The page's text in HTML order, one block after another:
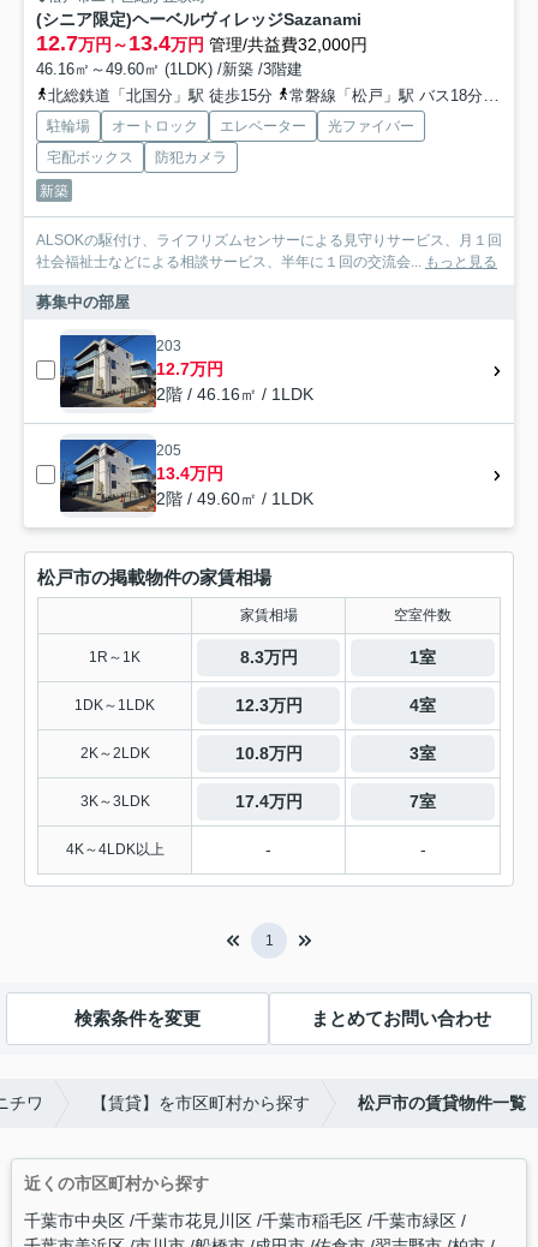
(シニア限定)ヘーベルヴィレッジSazanami
12.7万円～13.4万円 管理/共益費32,000円
46.16㎡～49.60㎡ (1LDK) /新築 /3階建
北総鉄道「北国分」駅 徒歩15分
常磐線「松戸」駅 バス18分 京成バス千葉ウエスト（旧松戸新京成バス）「萩町（千葉県）」 停歩2分
駐輪場 オートロック エレベーター
光ファイバー
宅配ボックス
防犯カメラ
新築
ALSOKの駆付け、ライフリズムセンサーによる見守りサービス、月１回
社会福祉士などによる相談サービス、半年に１回の交流会... もっと見る
募集中の部屋
203
12.7万円
2階 / 46.16㎡ / 1LDK
205
13.4万円
2階 / 49.60㎡ / 1LDK
松戸市の掲載物件の家賃相場
家賃相場 空室件数
1R～1K 8.3万円 1室
1DK～1LDK 12.3万円 4室
2K～2LDK 10.8万円 3室
3K～3LDK 17.4万円 7室
4K～4LDK以上 - -
1
検索条件を変更 まとめてお問い合わせ
チワ 【賃貸】を市区町村から探す 松戸市の賃貸物件一覧
近くの市区町村から探す
千葉市中央区 千葉市花見川区 千葉市稲毛区 千葉市緑区